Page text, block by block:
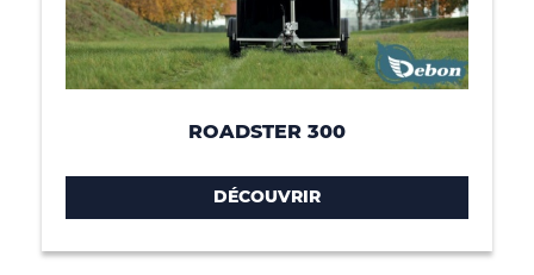
ROADSTER 300
DÉCOUVRIR